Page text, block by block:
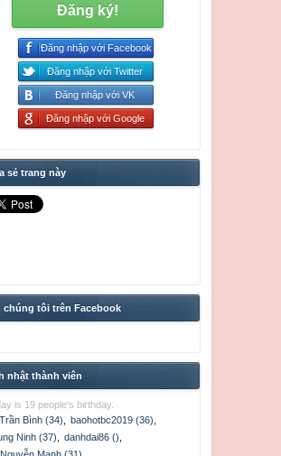
Đăng ký!
Đăng nhập với Facebook
Đăng nhập với Twitter
Đăng nhập với VK
Đăng nhập với Google
sẻ trang này
chúng tôi trên Facebook
nhật thành viên
is 19 people's birthday.
Bình (34)
baohotbc2019 (36)
Ninh (37)
danhdai86 ()